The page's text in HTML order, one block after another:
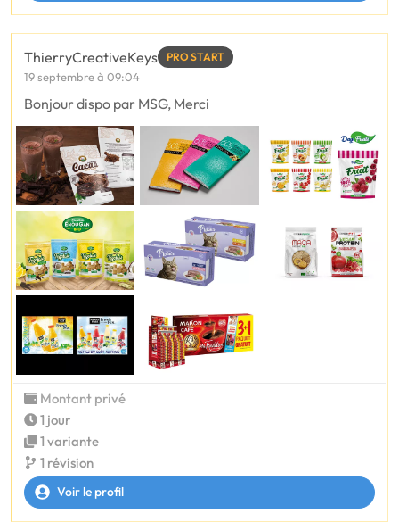
ThierryCreativeKeys PRO START
19 septembre à 09:04
Bonjour dispo par MSG, Merci
Montant privé
1 jour
1 variante
1 révision
Voir le profil